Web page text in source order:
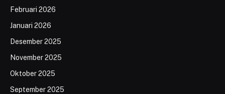
Februari 2026
Januari 2026
Desember 2025
November 2025
Oktober 2025
September 2025